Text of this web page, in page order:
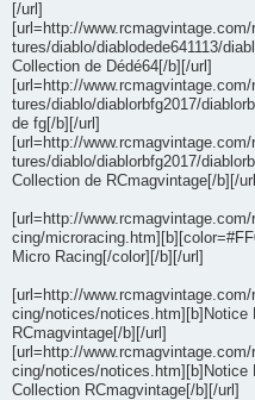
[/url]
[url=http://
tures/diablo/diablodede641113/
Collection de Dédé64[/b][/url]
[url=http://
tures/diablo/diablorbfg2017/
de fg[/b][/url]
[url=http://
tures/diablo/diablorbfg2017/
Collection de RCmagvintage[/b][/url]
[url=http://
cing/
Micro Racing[/color][/b][/url]
[url=http://
cing/notices/notices.htm][b]Notice
RCmagvintage[/b][/url]
[url=http://
cing/notices/notices.htm][b]Notice
Collection RCmagvintage[/b][/url]